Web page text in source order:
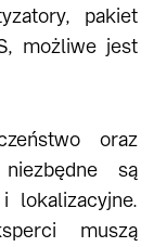
pakiet
możliwe jest
oraz
są
lokalizacyjne.
muszą